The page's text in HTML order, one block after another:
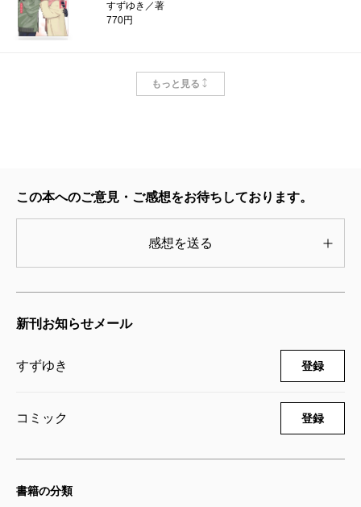
すずゆき／著
770円
ふたり明日もそれなりに 3巻
2020/08/06
2020/04/09
もっと見る
この本へのご意見・ご感想をお待ちしております。
感想を送る
新刊お知らせメール
すずゆき 登録
コミック 登録
書籍の分類